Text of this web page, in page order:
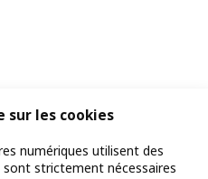
sur les cookies
numériques utilisent des
strictement nécessaires